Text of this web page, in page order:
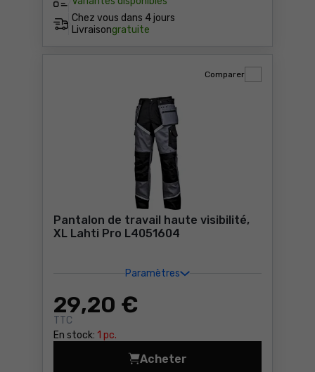
Chez vous dans 4 jours
Livraisongratuite
Pantalon de travail haute visibilité,
XL Lahti Pro L4051604
Paramètres
29,20 €
TTC
En stock: 1 pc.
Comparer
Acheter
Pantalon de travail haute